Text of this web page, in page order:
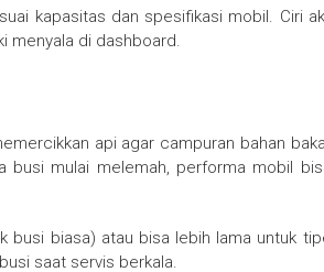
kapasitas dan spesifikasi mobil. Ciri
menyala di dashboard.
api agar campuran bahan
mulai melemah, performa mobil
busi biasa) atau bisa lebih lama untuk
saat servis berkala.